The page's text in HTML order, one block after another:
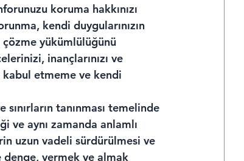
koruma hakkınızı
kendi duygularınızın
çözme yükümlülüğünü
inançlarınızı ve
etmeme ve kendi
sınırların tanınması temelinde
aynı zamanda anlamlı
uzun vadeli sürdürülmesi ve
vermek ve almak